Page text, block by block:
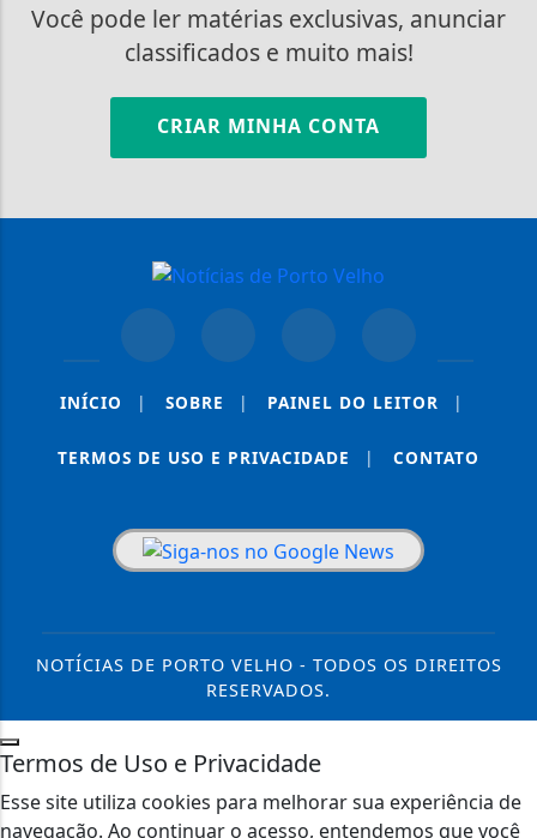
Você pode ler matérias exclusivas, anunciar
classificados e muito mais!
CRIAR MINHA CONTA
INÍCIO | SOBRE | PAINEL DO LEITOR |
TERMOS DE USO E PRIVACIDADE | CONTATO
NOTÍCIAS DE PORTO VELHO - TODOS OS DIREITOS
RESERVADOS.
Termos de Uso e Privacidade
Esse site utiliza cookies para melhorar sua experiência de
navegação. Ao continuar o acesso, entendemos que você